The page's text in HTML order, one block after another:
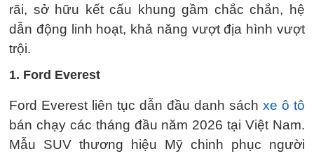
rãi, sở hữu kết cấu khung gầm chắc chắn, hệ
dẫn động linh hoạt, khả năng vượt địa hình vượt
trội.
1. Ford Everest
Ford Everest liên tục dẫn đầu danh sách xe ô tô
bán chạy các tháng đầu năm 2026 tại Việt Nam.
Mẫu SUV thương hiệu Mỹ chinh phục người